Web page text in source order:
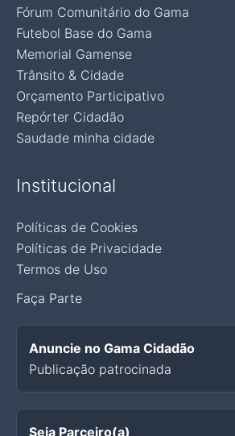
Fórum Comunitário do Gama
Futebol Base do Gama
Memorial Gamense
Trânsito & Cidade
Orçamento Participativo
Repórter Cidadão
Saudade minha cidade
Institucional
Políticas de Cookies
Políticas de Privacidade
Termos de Uso
Faça Parte
Anuncie no Gama Cidadão
Publicação patrocinada
Seja Parceiro(a)